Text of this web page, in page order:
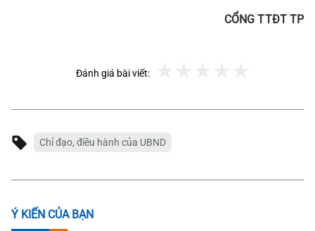
CỔNG TTĐT TP
Đánh giá bài viết:
Chỉ đạo, điều hành của UBND
Ý KIẾN CỦA BẠN